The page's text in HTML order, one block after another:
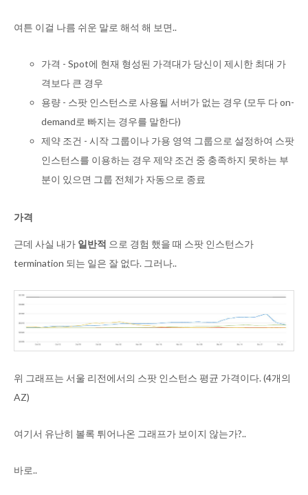
여튼 이걸 나름 쉬운 말로 해석 해 보면..
가격 - Spot에 현재 형성된 가격대가 당신이 제시한 최대 가
격보다 큰 경우
용량 - 스팟 인스턴스로 사용될 서버가 없는 경우 (모두 다 on-
demand로 빠지는 경우를 말한다)
제약 조건 - 시작 그룹이나 가용 영역 그룹으로 설정하여 스팟
인스턴스를 이용하는 경우 제약 조건 중 충족하지 못하는 부
분이 있으면 그룹 전체가 자동으로 종료
가격
근데 사실 내가 일반적 으로 경험 했을 때 스팟 인스턴스가
termination 되는 일은 잘 없다. 그러나..
위 그래프는 서울 리전에서의 스팟 인스턴스 평균 가격이다. (4개의
AZ)
여기서 유난히 볼록 튀어나온 그래프가 보이지 않는가?..
바로..